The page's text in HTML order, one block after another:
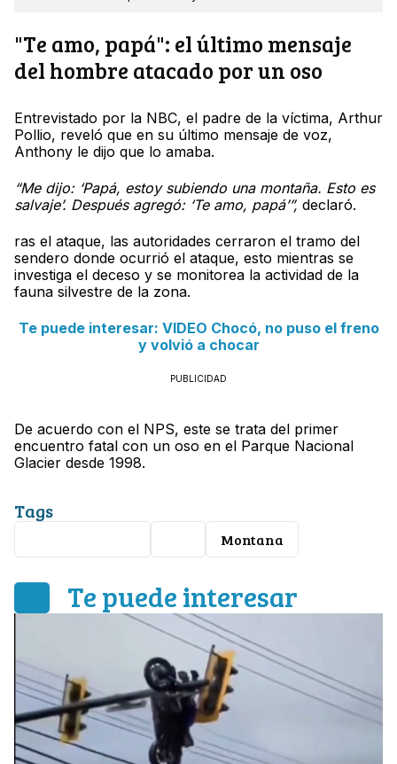
"Te amo, papá": el último mensaje
del hombre atacado por un oso
Entrevistado por la NBC, el padre de la víctima, Arthur
Pollio, reveló que en su último mensaje de voz,
Anthony le dijo que lo amaba.
“Me dijo: ‘Papá, estoy subiendo una montaña. Esto es
salvaje’. Después agregó: ‘Te amo, papá’”, declaró.
ras el ataque, las autoridades cerraron el tramo del
sendero donde ocurrió el ataque, esto mientras se
investiga el deceso y se monitorea la actividad de la
fauna silvestre de la zona.
Te puede interesar: VIDEO Chocó, no puso el freno
y volvió a chocar
PUBLICIDAD
De acuerdo con el NPS, este se trata del primer
encuentro fatal con un oso en el Parque Nacional
Glacier desde 1998.
Tags
Montana
Te puede interesar